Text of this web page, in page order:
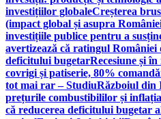
investițiilor globaleCreșterea
(impact global și asupra
investițiile publice pentru a
avertizează că ratingul României
deficitului bugetarRecesiune și
covrigi și patiserie, 80%
tot mai rar – StudiuRăzboiul din
prețurile combustibililor și
că reducerea deficitului bugetar